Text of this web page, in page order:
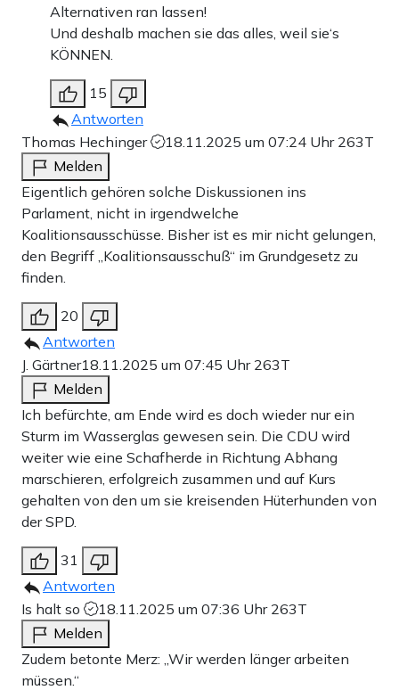
Alternativen ran lassen!
Und deshalb machen sie das alles, weil sie‘s
KÖNNEN.
15
Antworten
Thomas Hechinger
18.11.2025 um 07:24 Uhr 263T
Melden
Eigentlich gehören solche Diskussionen ins
Parlament, nicht in irgendwelche
Koalitionsausschüsse. Bisher ist es mir nicht gelungen,
den Begriff „Koalitionsausschuß“ im Grundgesetz zu
finden.
20
Antworten
J. Gärtner18.11.2025 um 07:45 Uhr 263T
Melden
Ich befürchte, am Ende wird es doch wieder nur ein
Sturm im Wasserglas gewesen sein. Die CDU wird
weiter wie eine Schafherde in Richtung Abhang
marschieren, erfolgreich zusammen und auf Kurs
gehalten von den um sie kreisenden Hüterhunden von
der SPD.
31
Antworten
Is halt so
18.11.2025 um 07:36 Uhr 263T
Melden
Zudem betonte Merz: „Wir werden länger arbeiten
müssen.“